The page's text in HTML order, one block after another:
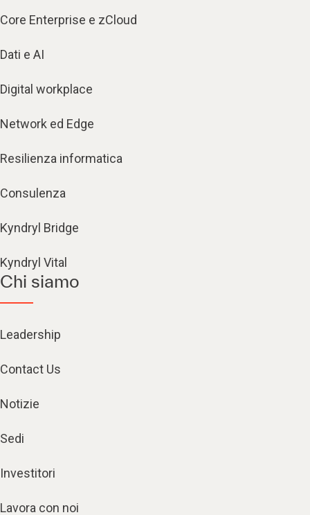
Core Enterprise e zCloud
Dati e AI
Digital workplace
Network ed Edge
Resilienza informatica
Consulenza
Kyndryl Bridge
Kyndryl Vital
Chi siamo
Leadership
Contact Us
Notizie
Sedi
Investitori
Lavora con noi